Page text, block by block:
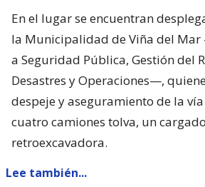
En el lugar se encuentran
la Municipalidad de Viña del
a Seguridad Pública, Gestión del
Desastres y Operaciones—,
despeje y aseguramiento de la
cuatro camiones tolva, un
retroexcavadora.
Lee también...